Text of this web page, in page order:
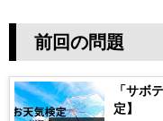
前回の問題
「サボ
定】